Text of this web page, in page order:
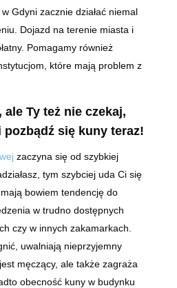
Gdyni zacznie działać niemal
Dojazd na terenie miasta i
Pomagamy również
które mają problem z
ale Ty też nie czekaj,
pozbądź się kuny teraz!
zaczyna się od szybkiej
tym szybciej uda Ci się
bowiem tendencję do
w trudno dostępnych
czy w innych zakamarkach.
uwalniają nieprzyjemny
męczący, ale także zagraża
obecność kuny w budynku